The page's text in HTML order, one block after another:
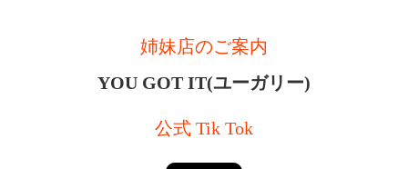
姉妹店のご案内
YOU GOT IT(ユーガリー)
公式 Tik Tok